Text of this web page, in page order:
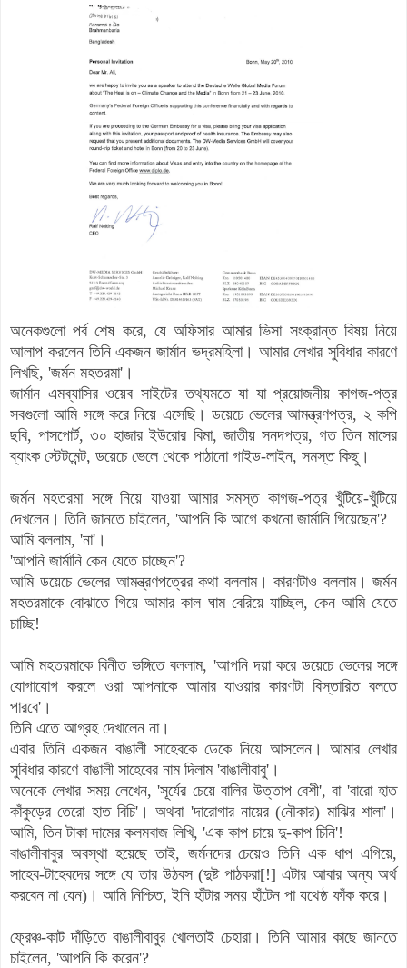
অনেকগুলো পর্ব শেষ করে, যে অফিসার আমার ভিসা সংক্রান্ত বিষয় নিয়ে
আলাপ করলেন তিনি একজন জার্মান ভদ্রমহিলা। আমার লেখার সুবিধার কারণে
লিখছি, 'জর্মন মহতরমা'।
জার্মান এমব্যাসির ওয়েব সাইটের তথ্যমতে যা যা প্রয়োজনীয় কাগজ-পত্র
সবগুলো আমি সঙ্গে করে নিয়ে এসেছি। ডয়েচে ভেলের আমন্ত্রণপত্র, ২ কপি
ছবি, পাসপোর্ট, ৩০ হাজার ইউরোর বিমা, জাতীয় সনদপত্র, গত তিন মাসের
ব্যাংক স্টেটমেন্ট, ডয়েচে ভেলে থেকে পাঠানো গাইড-লাইন, সমস্ত কিছু।
জর্মন মহতরমা সঙ্গে নিয়ে যাওয়া আমার সমস্ত কাগজ-পত্র খুঁটিয়ে-খুঁটিয়ে
দেখলেন। তিনি জানতে চাইলেন, 'আপনি কি আগে কখনো জার্মানি গিয়েছেন'?
আমি বললাম, 'না'।
'আপনি জার্মানি কেন যেতে চাচ্ছেন'?
আমি ডয়েচে ভেলের আমন্ত্রণপত্রের কথা বললাম। কারণটাও বললাম। জর্মন
মহতরমাকে বোঝাতে গিয়ে আমার কাল ঘাম বেরিয়ে যাচ্ছিল, কেন আমি যেতে
চাচ্ছি!
আমি মহতরমাকে বিনীত ভঙ্গিতে বললাম, 'আপনি দয়া করে ডয়েচে ভেলের সঙ্গে
যোগাযোগ করলে ওরা আপনাকে আমার যাওয়ার কারণটা বিস্তারিত বলতে
পারবে'।
তিনি এতে আগ্রহ দেখালেন না।
এবার তিনি একজন বাঙালী সাহেবকে ডেকে নিয়ে আসলেন। আমার লেখার
সুবিধার কারণে বাঙালী সাহেবের নাম দিলাম 'বাঙালীবাবু'।
অনেকে লেখার সময় লেখেন, 'সূর্যের চেয়ে বালির উত্তাপ বেশী', বা 'বারো হাত
কাঁকুড়ের তেরো হাত বিচি'। অথবা 'দারোগার নায়ের (নৌকার) মাঝির শালা'।
আমি, তিন টাকা দামের কলমবাজ লিখি, 'এক কাপ চায়ে দু-কাপ চিনি'!
বাঙালীবাবুর অবস্থা হয়েছে তাই, জর্মনদের চেয়েও তিনি এক ধাপ এগিয়ে,
সাহেব-টাহেবদের সঙ্গে যে তার উঠবস (দুষ্ট পাঠকরা[!] এটার আবার অন্য অর্থ
করবেন না যেন)। আমি নিশ্চিত, ইনি হাঁটার সময় হাঁটেন পা যথেষ্ঠ ফাঁক করে।
ফ্রেঞ্চ-কাট দাঁড়িতে বাঙালীবাবুর খোলতাই চেহারা। তিনি আমার কাছে জানতে
চাইলেন, 'আপনি কি করেন'?